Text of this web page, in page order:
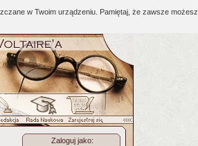
w Twoim urządzeniu. Pamiętaj, że zawsze możesz
Zaloguj jako: